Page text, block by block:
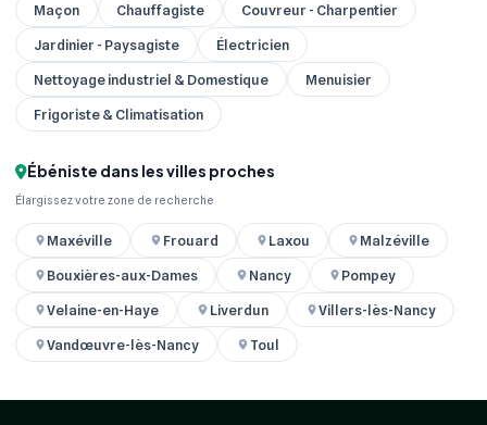
Maçon Chauffagiste
Couvreur - Charpentier
Jardinier - Paysagiste
Électricien
Nettoyage industriel & Domestique
Menuisier
Frigoriste & Climatisation
Ébéniste dans les villes proches
Élargissez votre zone de recherche
Maxéville Frouard Laxou
Malzéville
Bouxières-aux-Dames
Nancy
Pompey
Velaine-en-Haye
Liverdun
Villers-lès-Nancy
Vandœuvre-lès-Nancy
Toul